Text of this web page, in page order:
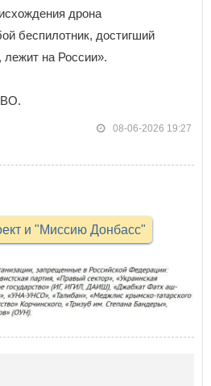
дрона
беспилотник, достигший
лежит на России».
08-06-2026 19:27
и "Миссию Донбасс"